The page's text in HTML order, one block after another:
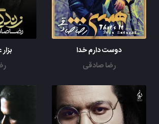
دوست دارم خدا
رضا صادقی